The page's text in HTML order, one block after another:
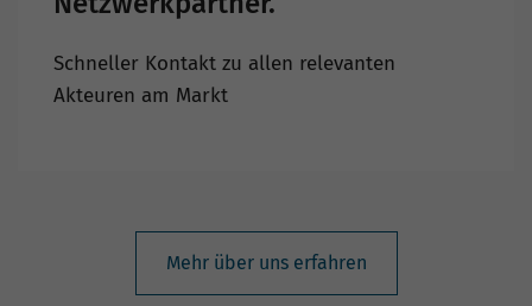
Schneller Kontakt zu allen relevanten
Akteuren am Markt
Mehr über uns erfahren